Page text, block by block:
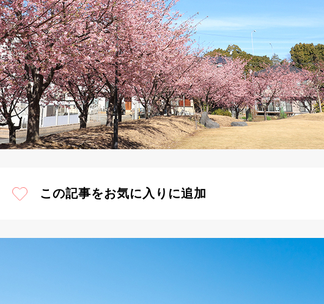
この記事をお気に入りに追加